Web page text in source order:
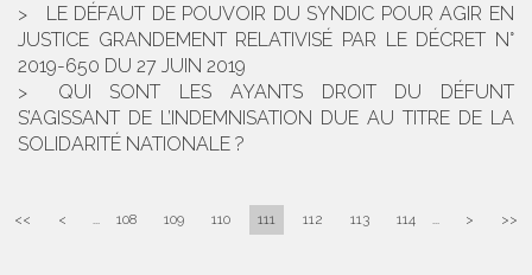
LE DÉFAUT DE POUVOIR DU SYNDIC POUR AGIR EN
JUSTICE GRANDEMENT RELATIVISÉ PAR LE DÉCRET N°
2019-650 DU 27 JUIN 2019
QUI SONT LES AYANTS DROIT DU DÉFUNT
S’AGISSANT DE L’INDEMNISATION DUE AU TITRE DE LA
SOLIDARITÉ NATIONALE ?
<< < ... 108 109 110 111 112 113 114 ... > >>